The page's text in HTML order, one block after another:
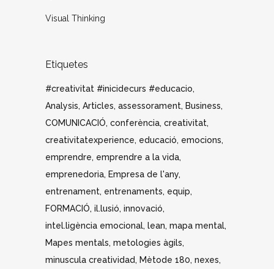
Visual Thinking
Etiquetes
#creativitat #inicidecurs #educacio
Analysis Articles assessorament Business
COMUNICACIÓ conferència creativitat
creativitatexperience educació emocions
emprendre emprendre a la vida
emprenedoria Empresa de l'any
entrenament entrenaments equip
FORMACIÓ il.lusió innovació
intel.ligència emocional lean mapa mental
Mapes mentals metologies àgils
minuscula creatividad
Mètode 180 nexes